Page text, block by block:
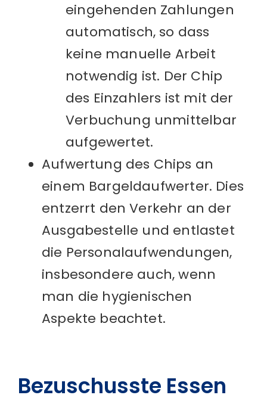
eingehenden Zahlungen
automatisch, so dass
keine manuelle Arbeit
notwendig ist. Der Chip
des Einzahlers ist mit der
Verbuchung unmittelbar
aufgewertet.
Aufwertung des Chips an
einem Bargeldaufwerter. Dies
entzerrt den Verkehr an der
Ausgabestelle und entlastet
die Personalaufwendungen,
insbesondere auch, wenn
man die hygienischen
Aspekte beachtet.
Bezuschusste Essen